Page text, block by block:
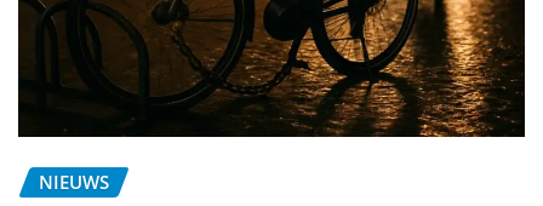
NIEUWS